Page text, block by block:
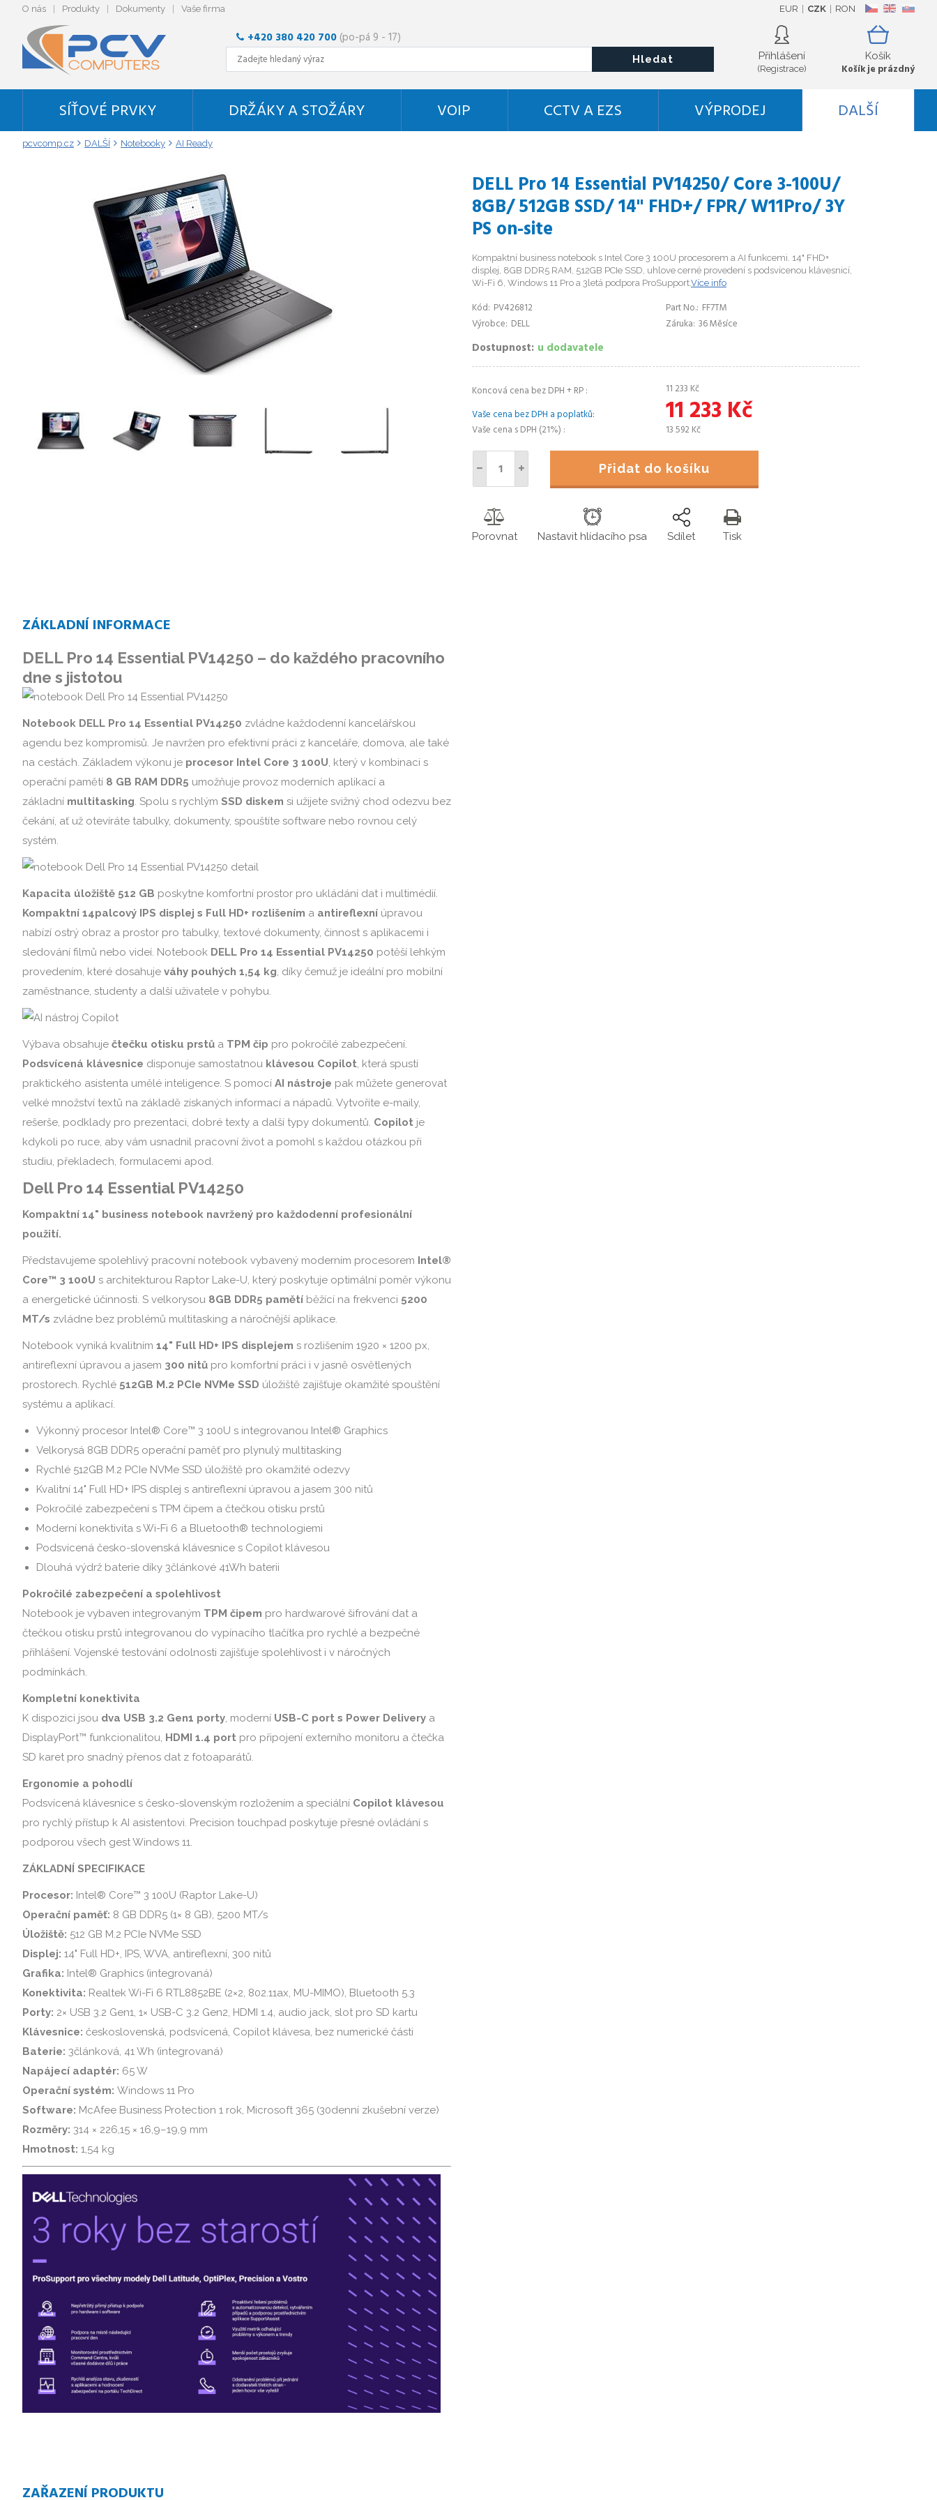
O nás Produkty Dokumenty Vaše firma CZ EN SK
EUR CZK RON
Košík
Košík je prázdný
Přihlášení
(Registrace)
+420 380 420 700 (po-pá 9 - 17)
Hledat
SÍŤOVÉ PRVKY DRŽÁKY A STOŽÁRY VOIP CCTV A EZS VÝPRODEJ DALŠÍ
pcvcomp.cz DALŠÍ Notebooky AI Ready
DELL Pro 14 Essential PV14250/ Core 3-100U/
8GB/ 512GB SSD/ 14" FHD+/ FPR/ W11Pro/ 3Y
PS on-site
Kompaktní business notebook s Intel Core 3 100U procesorem a AI funkcemi. 14" FHD+
displej, 8GB DDR5 RAM, 512GB PCIe SSD, uhlove cerné provedení s podsvícenou klávesnicí,
Wi-Fi 6, Windows 11 Pro a 3letá podpora ProSupport.Více info
Kód PV426812 Part No. FF7TM
Výrobce DELL Záruka 36 Měsíce
Dostupnost u dodavatele
Koncová cena bez DPH + RP 11 233 Kč
Vaše cena bez DPH a poplatků
11 233 Kč
Vaše cena s DPH (21%) 13 592Kč
Přidat do košíku
Porovnat Nastavit hlídacího psa Sdílet Tisk
ZÁKLADNÍ INFORMACE
DELL Pro 14 Essential PV14250 – do každého pracovního
dne s jistotou
Notebook DELL Pro 14 Essential PV14250 zvládne každodenní kancelářskou
agendu bez kompromisů. Je navržen pro efektivní práci z kanceláře, domova, ale také
na cestách. Základem výkonu je procesor Intel Core 3 100U, který v kombinaci s
operační pamětí 8 GB RAM DDR5 umožňuje provoz moderních aplikací a
základní multitasking. Spolu s rychlým SSD diskem si užijete svižný chod odezvu bez
čekání, ať už otevíráte tabulky, dokumenty, spouštíte software nebo rovnou celý
systém.
Kapacita úložiště 512 GB poskytne komfortní prostor pro ukládání dat i multimédií.
Kompaktní 14palcový IPS displej s Full HD+ rozlišením a antireflexní úpravou
nabízí ostrý obraz a prostor pro tabulky, textové dokumenty, činnost s aplikacemi i
sledování filmů nebo videí. Notebook DELL Pro 14 Essential PV14250 potěší lehkým
provedením, které dosahuje váhy pouhých 1,54 kg, díky čemuž je ideální pro mobilní
zaměstnance, studenty a další uživatele v pohybu.
Výbava obsahuje čtečku otisku prstů a TPM čip pro pokročilé zabezpečení.
Podsvícená klávesnice disponuje samostatnou klávesou Copilot, která spustí
praktického asistenta umělé inteligence. S pomocí AI nástroje pak můžete generovat
velké množství textů na základě získaných informací a nápadů. Vytvoříte e-maily,
rešerše, podklady pro prezentaci, dobré texty a další typy dokumentů. Copilot je
kdykoli po ruce, aby vám usnadnil pracovní život a pomohl s každou otázkou při
studiu, překladech, formulacemi apod.
Dell Pro 14 Essential PV14250
Kompaktní 14" business notebook navržený pro každodenní profesionální
použití.
Představujeme spolehlivý pracovní notebook vybavený moderním procesorem Intel®
Core™ 3 100U s architekturou Raptor Lake-U, který poskytuje optimální poměr výkonu
a energetické účinnosti. S velkorysou 8GB DDR5 pamětí běžící na frekvenci 5200
MT/s zvládne bez problémů multitasking a náročnější aplikace.
Notebook vyniká kvalitním 14" Full HD+ IPS displejem s rozlišením 1920 × 1200 px,
antireflexní úpravou a jasem 300 nitů pro komfortní práci i v jasně osvětlených
prostorech. Rychlé 512GB M.2 PCIe NVMe SSD úložiště zajišťuje okamžité spouštění
systému a aplikací.
Výkonný procesor Intel® Core™ 3 100U s integrovanou Intel® Graphics
Velkorysá 8GB DDR5 operační paměť pro plynulý multitasking
Rychlé 512GB M.2 PCIe NVMe SSD úložiště pro okamžité odezvy
Kvalitní 14" Full HD+ IPS displej s antireflexní úpravou a jasem 300 nitů
Pokročilé zabezpečení s TPM čipem a čtečkou otisku prstů
Moderní konektivita s Wi-Fi 6 a Bluetooth® technologiemi
Podsvícená česko-slovenská klávesnice s Copilot klávesou
Dlouhá výdrž baterie díky 3článkové 41Wh baterii
Pokročilé zabezpečení a spolehlivost
Notebook je vybaven integrovaným TPM čipem pro hardwarové šifrování dat a
čtečkou otisku prstů integrovanou do vypínacího tlačítka pro rychlé a bezpečné
přihlášení. Vojenské testování odolnosti zajišťuje spolehlivost i v náročných
podmínkách.
Kompletní konektivita
K dispozici jsou dva USB 3.2 Gen1 porty, moderní USB-C port s Power Delivery a
DisplayPort™ funkcionalitou, HDMI 1.4 port pro připojení externího monitoru a čtečka
SD karet pro snadný přenos dat z fotoaparátů.
Ergonomie a pohodlí
Podsvícená klávesnice s česko-slovenským rozložením a speciální Copilot klávesou
pro rychlý přístup k AI asistentovi. Precision touchpad poskytuje přesné ovládání s
podporou všech gest Windows 11.
ZÁKLADNÍ SPECIFIKACE
Procesor: Intel® Core™ 3 100U (Raptor Lake-U)
Operační paměť: 8 GB DDR5 (1× 8 GB), 5200 MT/s
Úložiště: 512 GB M.2 PCIe NVMe SSD
Displej: 14" Full HD+, IPS, WVA, antireflexní, 300 nitů
Grafika: Intel® Graphics (integrovaná)
Konektivita: Realtek Wi-Fi 6 RTL8852BE (2×2, 802.11ax, MU-MIMO), Bluetooth 5.3
Porty: 2× USB 3.2 Gen1, 1× USB-C 3.2 Gen2, HDMI 1.4, audio jack, slot pro SD kartu
Klávesnice: československá, podsvícená, Copilot klávesa, bez numerické části
Baterie: 3článková, 41 Wh (integrovaná)
Napájecí adaptér: 65 W
Operační systém: Windows 11 Pro
Software: McAfee Business Protection 1 rok, Microsoft 365 (30denní zkušební verze)
Rozměry: 314 × 226,15 × 16,9–19,9 mm
Hmotnost: 1,54 kg
ZAŘAZENÍ PRODUKTU